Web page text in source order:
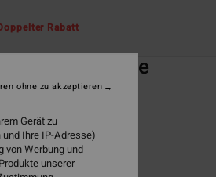
Rabatt
Big John Lite
Schwarz Safarihut
€
RABATT EXTRA 25%
Gerät zu
Ihre IP-Adresse)
von Werbung und
unserer
ohne zu akzeptieren